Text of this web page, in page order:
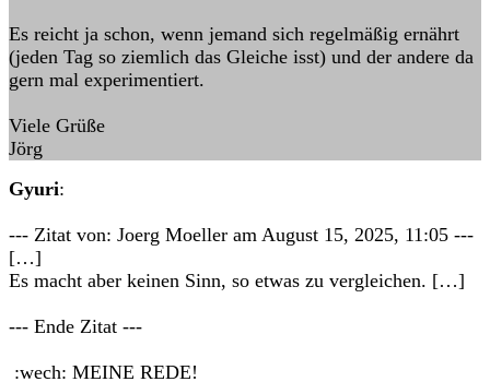
Es reicht ja schon, wenn jemand sich regelmäßig ernährt
(jeden Tag so ziemlich das Gleiche isst) und der andere da
gern mal experimentiert.
Viele Grüße
Jörg
Gyuri:
--- Zitat von: Joerg Moeller am August 15, 2025, 11:05 ---
[…]
Es macht aber keinen Sinn, so etwas zu vergleichen. […]
--- Ende Zitat ---
:wech: MEINE REDE!